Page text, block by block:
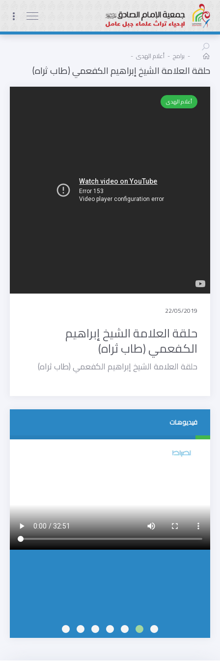
- برامج - أعلام الهدى -
حلقة العلامة الشيخ إبراهيم الكفعمي (طاب ثراه)
أعلام الهدى
22/05/2019
حلقة العلامة الشيخ إبراهيم
الكفعمي (طاب ثراه)
حلقة العلامة الشيخ إبراهيم الكفعمي (طاب ثراه)
فيديوهات